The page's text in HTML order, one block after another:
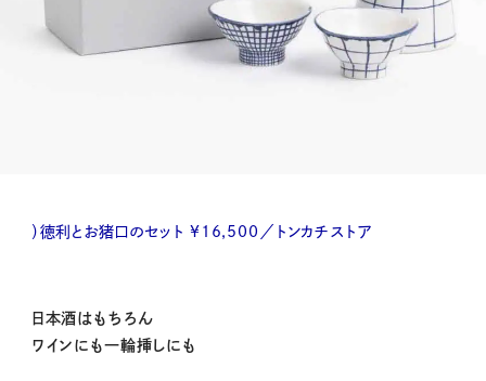
）徳利とお猪口のセット ¥16,500／トンカチストア
日本酒はもちろん
ワインにも一輪挿しにも